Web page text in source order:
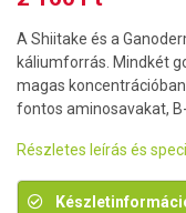
A Shiitake és a
káliumforrás. Mindkét
magas
fontos aminosavakat,
Részletes leírás és